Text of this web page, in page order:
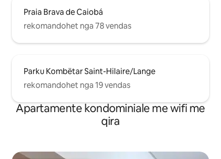
Praia Brava de Caiobá
rekomandohet nga 78 vendas
Parku Kombëtar Saint-Hilaire/Lange
rekomandohet nga 19 vendas
Apartamente kondominiale me wifi me
qira